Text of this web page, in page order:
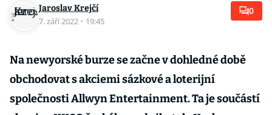
Jaroslav Krejčí
7. září 2022 · 19:45
0
Na newyorské burze se začne v dohledné době
obchodovat s akciemi sázkové a loterijní
společnosti Allwyn Entertainment. Ta je součástí